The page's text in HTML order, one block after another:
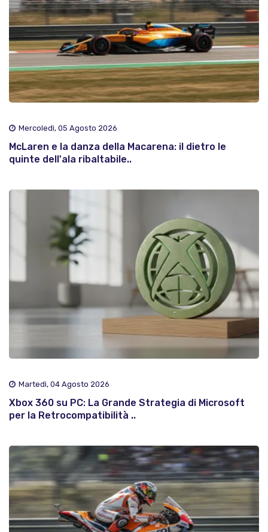
Mercoledì, 05 Agosto 2026
McLaren e la danza della Macarena: il dietro le
quinte dell'ala ribaltabile..
Martedì, 04 Agosto 2026
Xbox 360 su PC: La Grande Strategia di Microsoft
per la Retrocompatibilità ..